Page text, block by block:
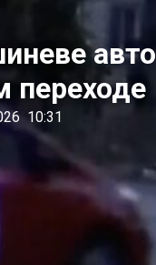
переходе
10:31